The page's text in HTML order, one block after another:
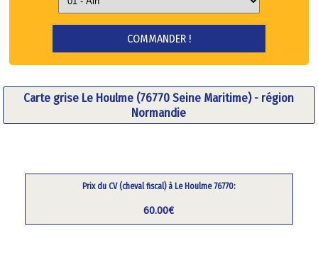
Carte grise Le Houlme (76770 Seine Maritime) - région
Normandie
Prix du CV (cheval fiscal) à Le Houlme 76770:
60.00€